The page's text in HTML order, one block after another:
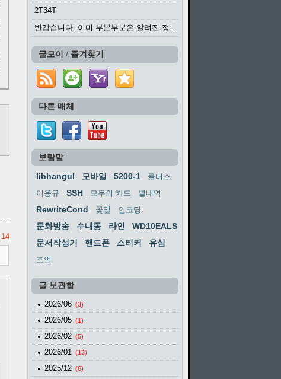
14
2T34T
반갑습니다. 이미 부분부분은 알려진 정보들이...
글모이 / 즐겨찾기
다른 매체
보람말
libhangul 모바일 5200-1
콜버스
이용규
SSH 모두의 카드 별내역
RewriteCond 꽃잎 인코딩
문화방송 수내동 라인
WD10EALS
문서작성기
핸드폰 스티커 유심
조언
글 보관함
2026/06 (3)
2026/05 (1)
2026/02 (5)
2026/01 (13)
2025/12 (6)